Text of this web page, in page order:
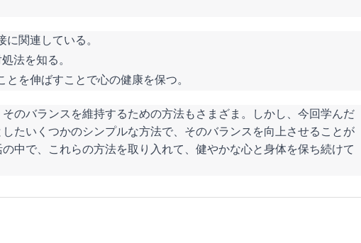
関連している。
法を知る。
を伸ばすことで心の健康を保つ。
のバランスを維持するための方法もさまざま。しかし、今回学んだ
たいくつかのシンプルな方法で、そのバランスを向上させることが
中で、これらの方法を取り入れて、健やかな心と身体を保ち続けて